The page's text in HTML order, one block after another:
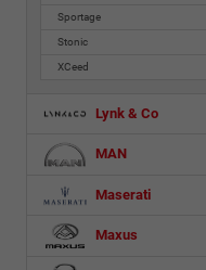
Sportage
Stonic
XCeed
Lynk & Co
MAN
Maserati
Maxus